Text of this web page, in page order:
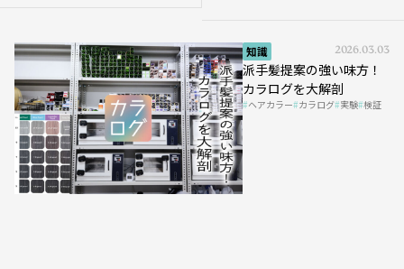
知識 2026.03.03
派手髪提案の強い味方！
カラログを大解剖
ヘアカラー カラログ 実験 検証